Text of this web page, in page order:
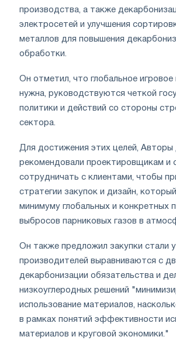
производства, а также
электросетей и улучшения
металлов для повышения
обработки.
Он отметил, что глобальное
нужна, руководствуются четкой
политики и действий со стороны
сектора.
Для достижения этих целей, Авторы
рекомендовали проектировщикам и
сотрудничать с клиентами, чтобы
стратегии закупок и дизайн,
минимуму глобальных и конкретных
выбросов парниковых газов в
Он также предложил закупки стали у
производителей выравниваются с
декарбонизации обязательства и
низкоуглеродных решений
использование материалов,
в рамках понятий эффективности
материалов и круговой экономики."